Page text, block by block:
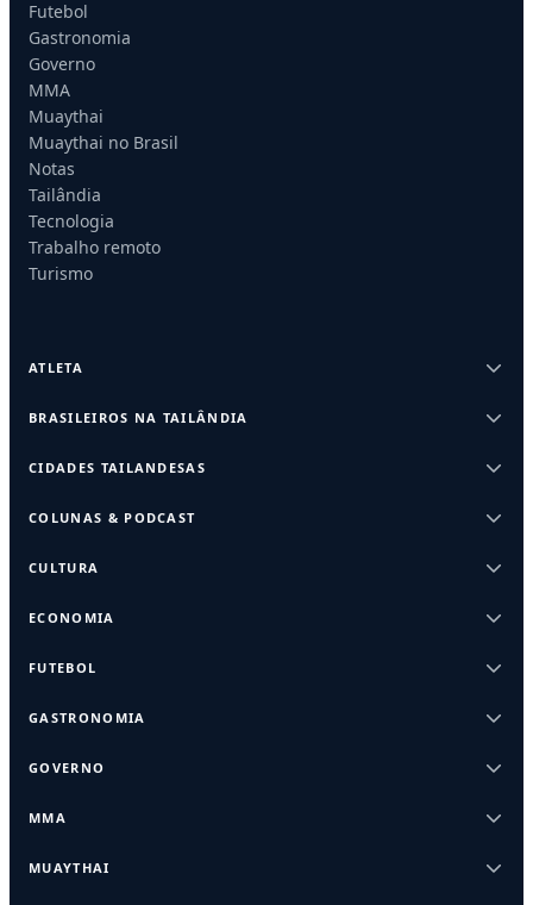
Futebol
Gastronomia
Governo
MMA
Muaythai
Muaythai no Brasil
Notas
Tailândia
Tecnologia
Trabalho remoto
Turismo
ATLETA
BRASILEIROS NA TAILÂNDIA
CIDADES TAILANDESAS
COLUNAS & PODCAST
CULTURA
ECONOMIA
FUTEBOL
GASTRONOMIA
GOVERNO
MMA
MUAYTHAI